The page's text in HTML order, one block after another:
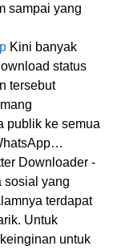
sampai yang
Kini banyak
status
tersebut
publik ke semua
Downloader -
sosial yang
terdapat
Untuk
untuk